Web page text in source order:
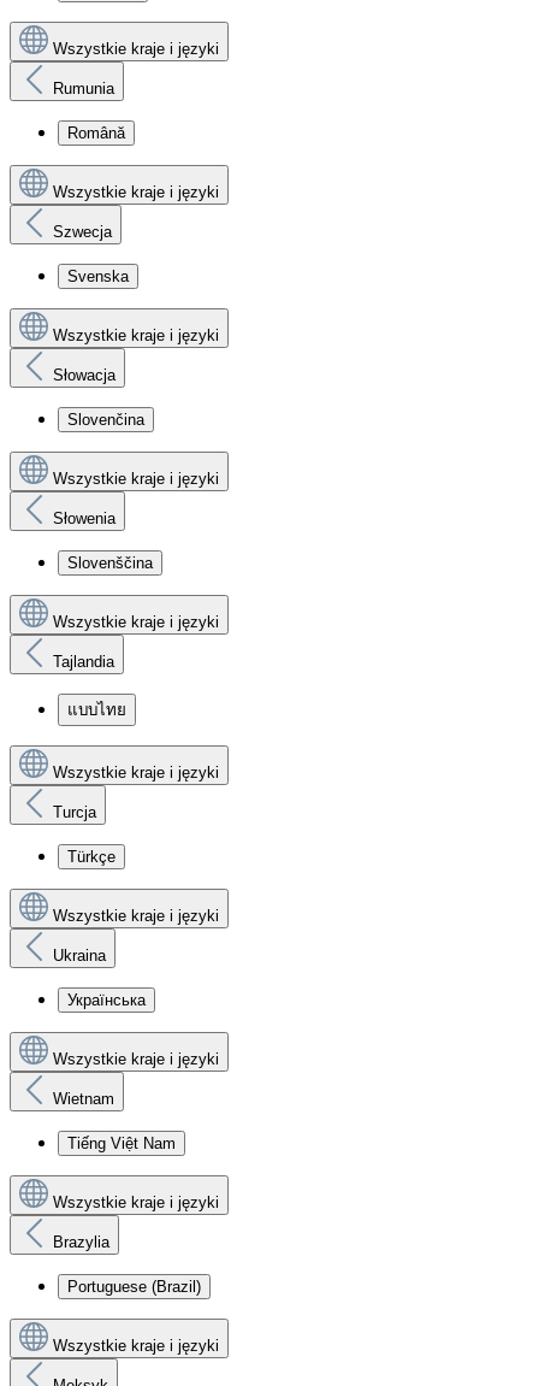
Wszystkie kraje i języki
Rumunia
Română
Wszystkie kraje i języki
Szwecja
Svenska
Wszystkie kraje i języki
Słowacja
Slovenčina
Wszystkie kraje i języki
Słowenia
Slovenščina
Wszystkie kraje i języki
Tajlandia
แบบไทย
Wszystkie kraje i języki
Turcja
Türkçe
Wszystkie kraje i języki
Ukraina
Українська
Wszystkie kraje i języki
Wietnam
Tiếng Việt Nam
Wszystkie kraje i języki
Brazylia
Portuguese (Brazil)
Wszystkie kraje i języki